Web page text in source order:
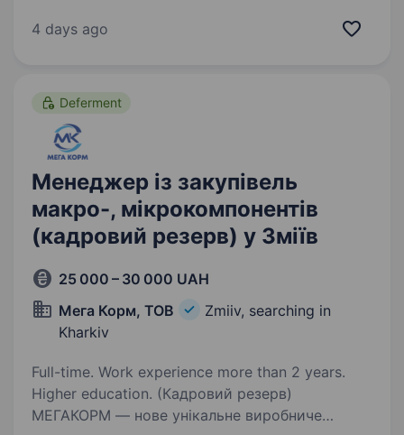
сільськогосподарських культур.
4 days ago
Deferment
Менеджер із закупівель
макро-, мікрокомпонентів
(кадровий резерв) у Зміїв
25 000 – 30 000 UAH
Мега Корм, ТОВ
Zmiiv, searching in
Kharkiv
Full-time. Work experience more than 2 years.
Higher education. (Кадровий резерв)
МЕГАКОРМ — нове унікальне виробниче